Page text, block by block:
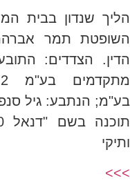
הליך שנדון בבית
ותיקי
>>>